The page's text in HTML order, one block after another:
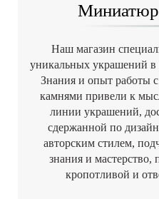
Наш магазин
уникальных украшений в
Знания и опыт работы
камнями привели к
линии украшений,
сдержанной по
авторским стилем,
знания и мастерство,
кропотливой и